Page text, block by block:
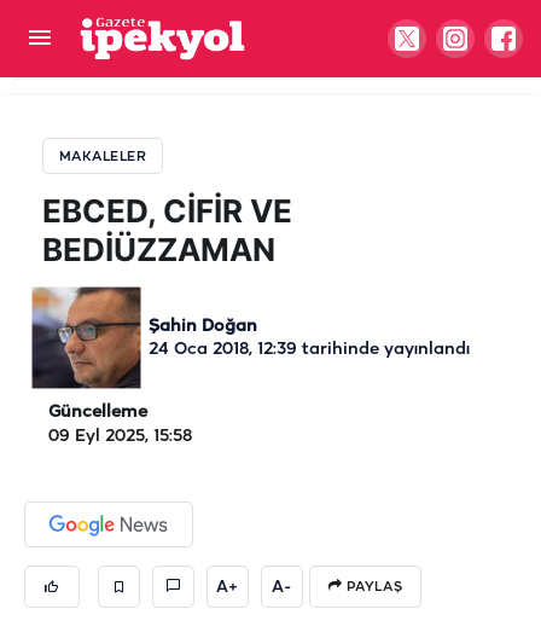
MAKALELER
EBCED, CİFİR VE
BEDİÜZZAMAN
Şahin Doğan
24 Oca 2018, 12:39 tarihinde yayınlandı
Güncelleme
09 Eyl 2025, 15:58
A+ A- PAYLAŞ
EBCED, CİFİR VE BEDİÜZZAMAN